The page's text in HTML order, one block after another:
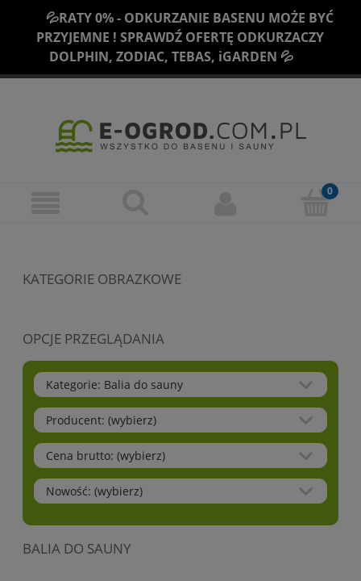
💦RATY 0% - ODKURZANIE BASENU MOŻE BYĆ
PRZYJEMNE ! SPRAWDŹ OFERTĘ ODKURZACZY
DOLPHIN, ZODIAC, TEBAS, iGARDEN 💦
KATEGORIE OBRAZKOWE
OPCJE PRZEGLĄDANIA
Kategorie: Balia do sauny
Producent: (wybierz)
Cena brutto: (wybierz)
Nowość: (wybierz)
BALIA DO SAUNY